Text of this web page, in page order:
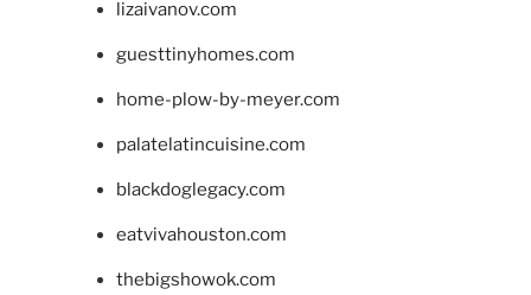
lizaivanov.com
guesttinyhomes.com
home-plow-by-meyer.com
palatelatincuisine.com
blackdoglegacy.com
eatvivahouston.com
thebigshowok.com